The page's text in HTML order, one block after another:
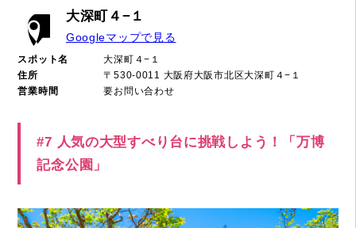
大深町４−１
Googleマップで見る
スポット名
大深町４−１
住所
〒530-0011 大阪府大阪市北区大深町４−１
営業時間
要お問い合わせ
#7 人気の大型すべり台に挑戦しよう！「万博
記念公園」